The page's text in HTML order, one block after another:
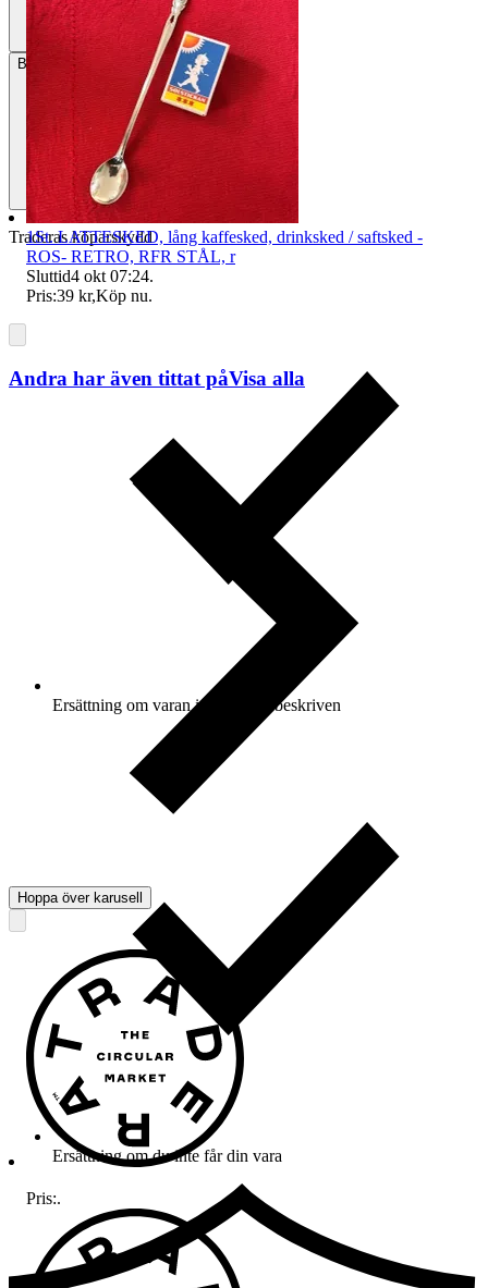
Betalning Via Tradera
Traderas köparskydd
Ersättning om varan inte är som beskriven
Ersättning om du inte får din vara
1St. LATTESKED, lång kaffesked, drinksked / saftsked -
ROS- RETRO, RFR STÅL, r
Sluttid4 okt 07:24.
Pris:39 kr,Köp nu.
Andra har även tittat påVisa alla
Hoppa över karusell
Pris:.